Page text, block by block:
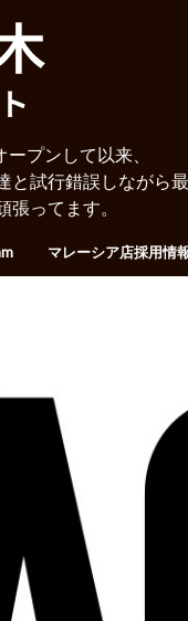
プンして以来、
試行錯誤しながら最
ってます。
マレーシア店採用情